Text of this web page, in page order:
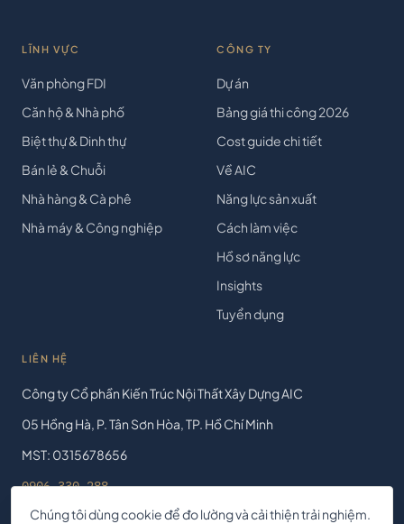
LĨNH VỰC
Văn phòng FDI
Căn hộ & Nhà phố
Biệt thự & Dinh thự
Bán lẻ & Chuỗi
Nhà hàng & Cà phê
Nhà máy & Công nghiệp
CÔNG TY
Dự án
Bảng giá thi công 2026
Cost guide chi tiết
Về AIC
Năng lực sản xuất
Cách làm việc
Hồ sơ năng lực
Insights
Tuyển dụng
LIÊN HỆ
Công ty Cổ phần Kiến Trúc Nội Thất Xây Dựng AIC
05 Hồng Hà, P. Tân Sơn Hòa, TP. Hồ Chí Minh
MST: 0315678656
0906 330 288
contact@aicjsc.com
Chúng tôi dùng cookie để đo lường và cải thiện trải nghiệm.